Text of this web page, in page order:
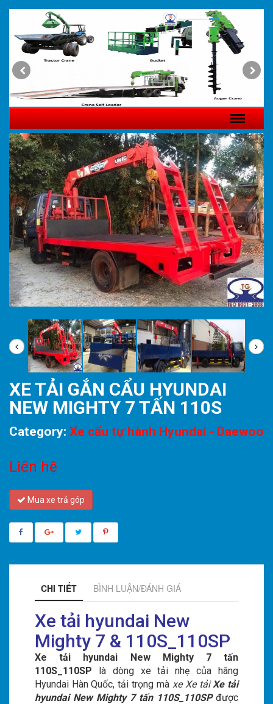
XE TẢI GẮN CẨU HYUNDAI
NEW MIGHTY 7 TẤN 110S
Category: Xe cẩu tự hành Hyundai - Daewoo
Liên hệ
Mua xe trả góp
CHI TIẾT BÌNH LUẬN/ĐÁNH GIÁ
Xe tải hyundai New
Mighty 7 & 110S_110SP
Xe tải hyundai New Mighty 7 tấn
110S_110SP
là dòng xe tải nhẹ của hãng
Hyundai Hàn Quốc, tải trọng mà xe Xe tải Xe tải
hyundai New Mighty 7 tấn 110S_110SPđược